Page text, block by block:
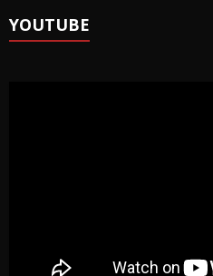
YOUTUBE